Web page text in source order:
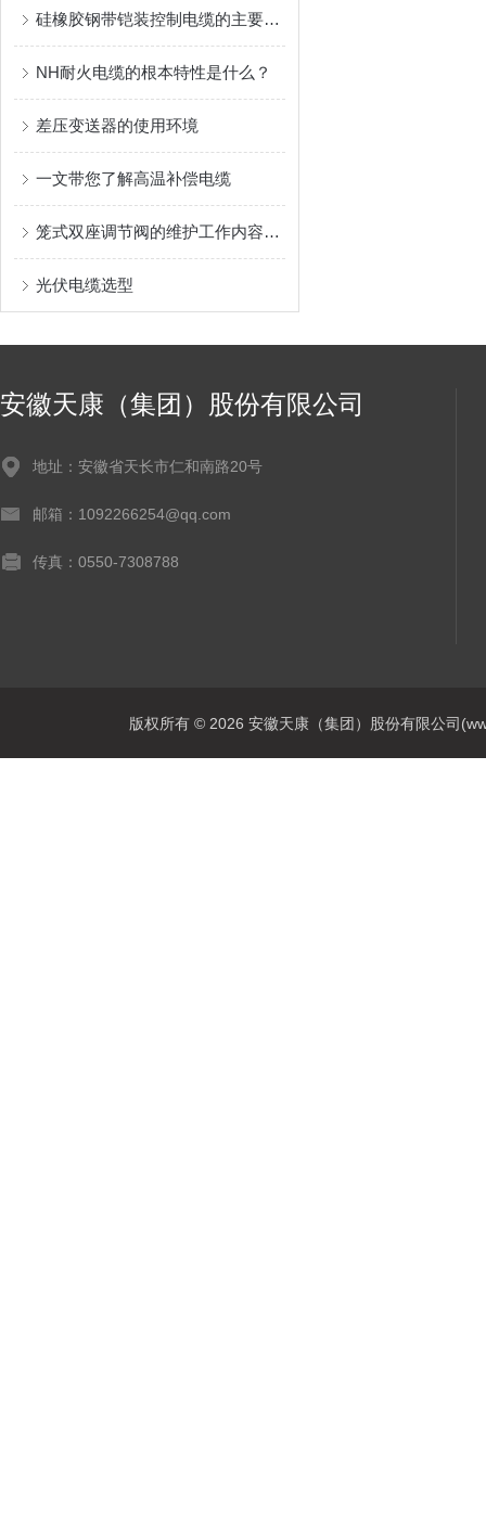
硅橡胶钢带铠装控制电缆的主要用途
NH耐火电缆的根本特性是什么？
差压变送器的使用环境
一文带您了解高温补偿电缆
笼式双座调节阀的维护工作内容主要是这些
光伏电缆选型
安徽天康（集团）股份有限公司
地址：安徽省天长市仁和南路20号
邮箱：1092266254@qq.com
传真：0550-7308788
版权所有 © 2026 安徽天康（集团）股份有限公司